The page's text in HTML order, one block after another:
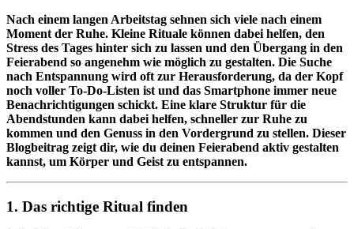
Nach einem langen Arbeitstag sehnen sich viele nach einem
Moment der Ruhe. Kleine Rituale können dabei helfen, den
Stress des Tages hinter sich zu lassen und den Übergang in den
Feierabend so angenehm wie möglich zu gestalten. Die Suche
nach Entspannung wird oft zur Herausforderung, da der Kopf
noch voller To-Do-Listen ist und das Smartphone immer neue
Benachrichtigungen schickt. Eine klare Struktur für die
Abendstunden kann dabei helfen, schneller zur Ruhe zu
kommen und den Genuss in den Vordergrund zu stellen. Dieser
Blogbeitrag zeigt dir, wie du deinen Feierabend aktiv gestalten
kannst, um Körper und Geist zu entspannen.
1. Das richtige Ritual finden